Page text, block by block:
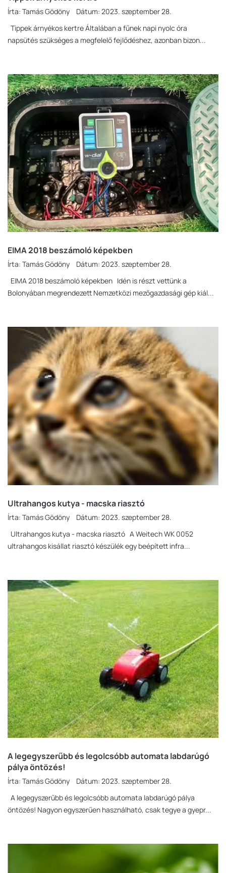
Írta: Tamás Gödöny Dátum: 2023. szeptember 28.
Tippek árnyékos kertre Általában a fűnek napi nyolc óra
napsütés szükséges a megfelelő fejlődéshez, azonban bizon...
EIMA 2018 beszámoló képekben
Írta: Tamás Gödöny Dátum: 2023. szeptember 28.
EIMA 2018 beszámoló képekben Idén is részt vettünk a
Bolonyában megrendezett Nemzetközi mezőgazdasági gép kiál...
Ultrahangos kutya - macska riasztó
Írta: Tamás Gödöny Dátum: 2023. szeptember 28.
Ultrahangos kutya - macska riasztó A Weitech WK 0052
ultrahangos kisállat riasztó készülék egy beépített infra...
A legegyszerűbb és legolcsóbb automata labdarúgó
pálya öntözés!
Írta: Tamás Gödöny Dátum: 2023. szeptember 28.
A legegyszerűbb és legolcsóbb automata labdarúgó pálya
öntözés! Nagyon egyszerűen használható, csak tegye a gyepr...